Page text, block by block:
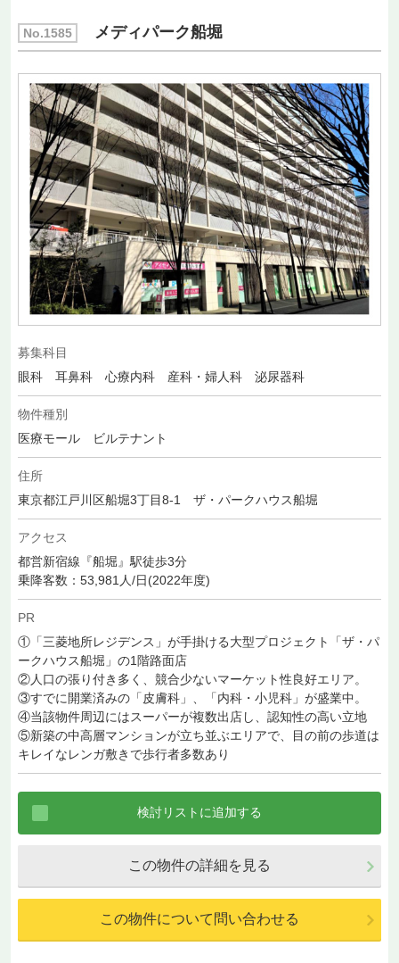
No.1585 メディパーク船堀
募集科目
眼科 耳鼻科 心療内科 産科・婦人科 泌尿器科
物件種別
医療モール ビルテナント
住所
東京都江戸川区船堀3丁目8-1 ザ・パークハウス船堀
アクセス
都営新宿線『船堀』駅徒歩3分
乗降客数：53,981人/日(2022年度)
PR
①「三菱地所レジデンス」が手掛ける大型プロジェクト「ザ・パ
ークハウス船堀」の1階路面店
②人口の張り付き多く、競合少ないマーケット性良好エリア。
③すでに開業済みの「皮膚科」、「内科・小児科」が盛業中。
④当該物件周辺にはスーパーが複数出店し、認知性の高い立地
⑤新築の中高層マンションが立ち並ぶエリアで、目の前の歩道は
キレイなレンガ敷きで歩行者多数あり
この物件の詳細を見る
この物件について問い合わせる